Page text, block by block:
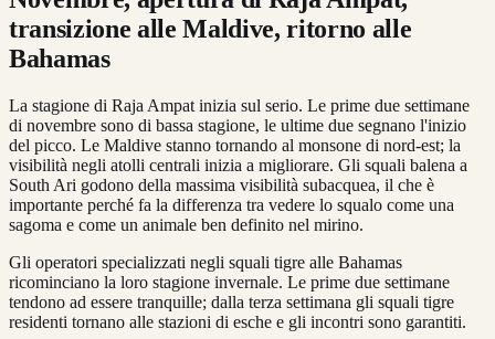
transizione alle Maldive, ritorno alle
Bahamas
La stagione di Raja Ampat inizia sul serio. Le prime due settimane
di novembre sono di bassa stagione, le ultime due segnano l'inizio
del picco. Le Maldive stanno tornando al monsone di nord-est; la
visibilità negli atolli centrali inizia a migliorare. Gli squali balena a
South Ari godono della massima visibilità subacquea, il che è
importante perché fa la differenza tra vedere lo squalo come una
sagoma e come un animale ben definito nel mirino.
Gli operatori specializzati negli squali tigre alle Bahamas
ricominciano la loro stagione invernale. Le prime due settimane
tendono ad essere tranquille; dalla terza settimana gli squali tigre
residenti tornano alle stazioni di esche e gli incontri sono garantiti.